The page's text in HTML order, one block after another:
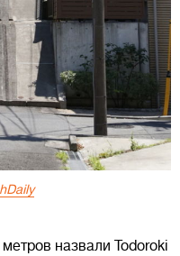
назвали Todoroki